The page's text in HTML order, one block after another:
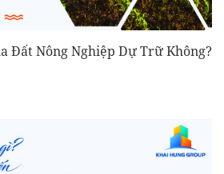
Đất Nông Nghiệp Dự Trữ Không?